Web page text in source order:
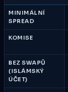
MINIMÁLNÍ
SPREAD
KOMISE
BEZ SWAPŮ
(ISLÁMSKÝ
ÚČET)